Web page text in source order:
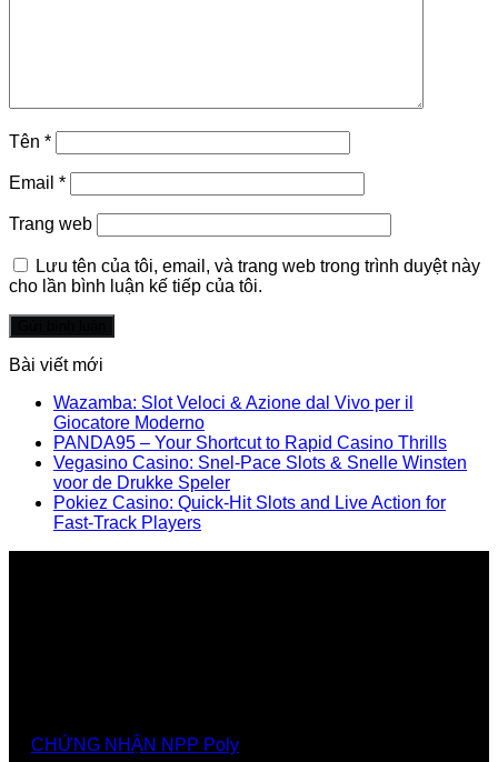
Tên *
Email *
Trang web
Lưu tên của tôi, email, và trang web trong trình duyệt này
cho lần bình luận kế tiếp của tôi.
Bài viết mới
Wazamba: Slot Veloci & Azione dal Vivo per il
Giocatore Moderno
PANDA95 – Your Shortcut to Rapid Casino Thrills
Vegasino Casino: Snel‑Pace Slots & Snelle Winsten
voor de Drukke Speler
Pokiez Casino: Quick‑Hit Slots and Live Action for
Fast‑Track Players
CHỨNG NHẬN NPP Poly